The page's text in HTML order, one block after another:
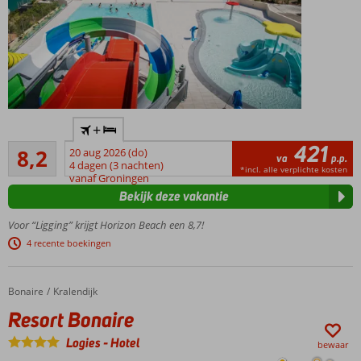
Magnus
service
Nieuw in
gerenoveerd
restaurant,
bar, lobby
Waterpret
voor het
hele gezin
Toplocatie
vlak bij
Zorgeloos
All
8,2
Zeer goed
977
beoordelingen
+
20 aug 2026 (do)
4 dagen (3 nachten)
vanaf Groningen
va 421 p.p.
*incl. alle verplichte kosten
Voor “Ligging” krijgt Horizon Beach een 8,7!
4 recente boekingen
Bekijk deze vakantie
Home
Bonaire Kralendijk
Resort Bonaire
Resort Bonaire
Logies-Hotel bewaar